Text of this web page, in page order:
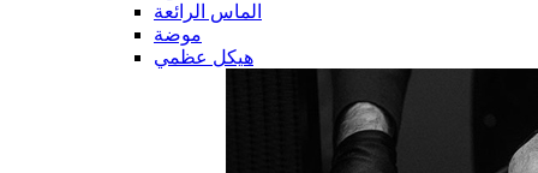
الماس الرائعة
موضة
هيكل عظمي